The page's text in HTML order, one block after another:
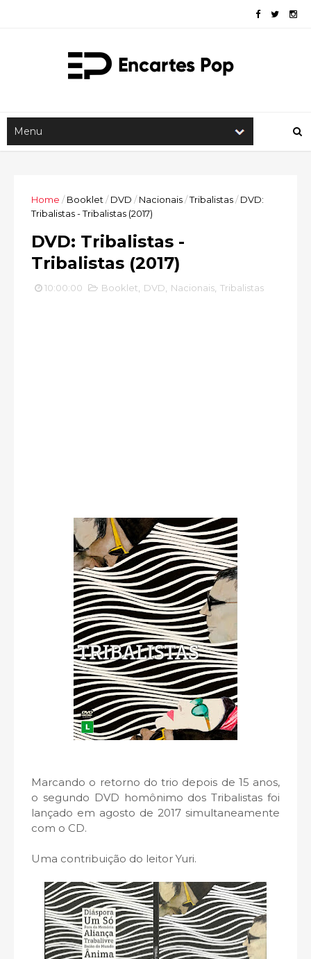
Home / Booklet / DVD / Nacionais/Tribalistas/ DVD:
Tribalistas - Tribalistas (2017)
DVD: Tribalistas -
Tribalistas (2017)
10:00:00 Booklet DVD Nacionais Tribalistas
Marcando o retorno do trio depois de 15 anos,
o segundo DVD homônimo dos Tribalistas foi
lançado em agosto de 2017 simultaneamente
com o CD.
Uma contribuição do leitor Yuri.